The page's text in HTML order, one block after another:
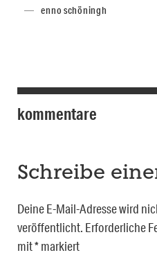
enno schöningh
kommentare
Schreibe
Deine E-Mail-Adresse wird
veröffentlicht. Erforderliche
mit*markiert